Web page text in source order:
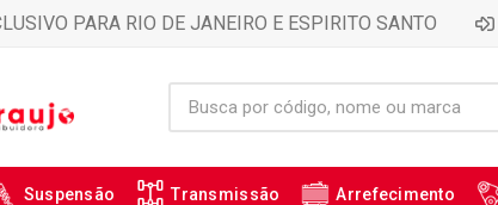
PARA RIO DE JANEIRO E ESPIRITO SANTO
Suspensão Transmissão Arrefecimento